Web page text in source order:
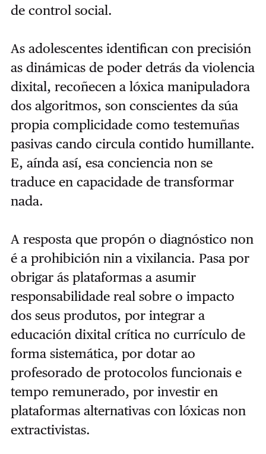
de control social.
As adolescentes identifican con precisión
as dinámicas de poder detrás da violencia
dixital, recoñecen a lóxica manipuladora
dos algoritmos, son conscientes da súa
propia complicidade como testemuñas
pasivas cando circula contido humillante.
E, aínda así, esa conciencia non se
traduce en capacidade de transformar
nada.
A resposta que propón o diagnóstico non
é a prohibición nin a vixilancia. Pasa por
obrigar ás plataformas a asumir
responsabilidade real sobre o impacto
dos seus produtos, por integrar a
educación dixital crítica no currículo de
forma sistemática, por dotar ao
profesorado de protocolos funcionais e
tempo remunerado, por investir en
plataformas alternativas con lóxicas non
extractivistas.